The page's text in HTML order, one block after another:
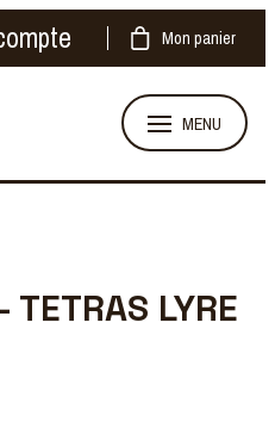
Mon panier
MENU
TETRAS LYRE